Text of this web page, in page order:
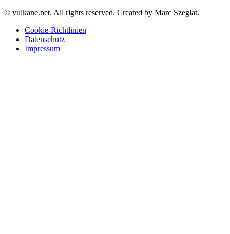
© vulkane.net. All rights reserved. Created by Marc Szeglat.
Cookie-Richtlinien
Datenschutz
Impressum